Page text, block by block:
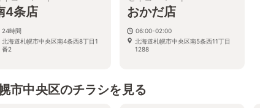
4条店
24時間
北海道札幌市中央区南4条西8丁目1
番2
おかだ店
06:00-02:00
北海道札幌市中央区南5条西11丁目
1288
市中央区のチラシを見る